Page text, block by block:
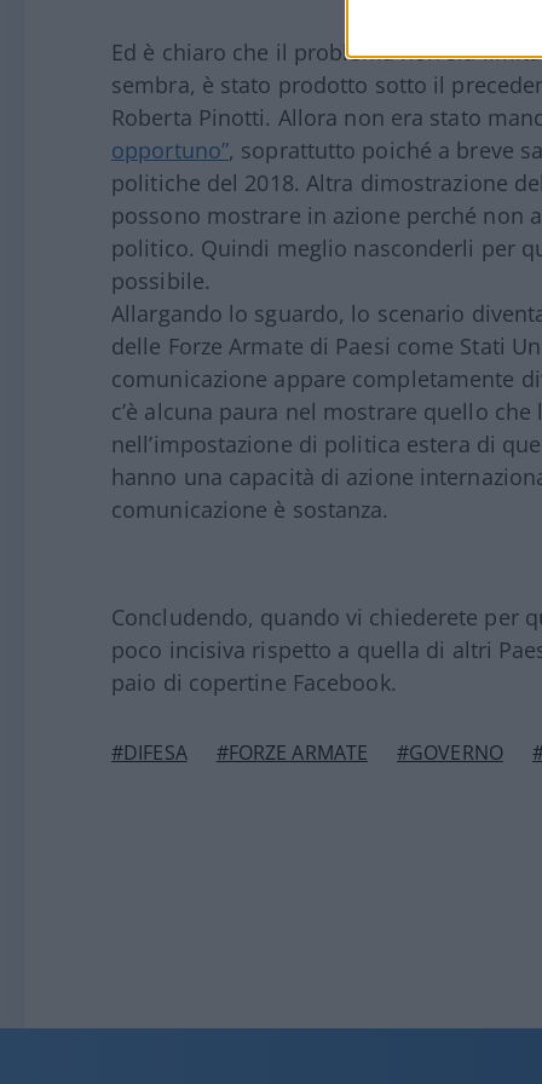
Ed è chiaro che il problema non sia
sembra, è stato prodotto sotto il
Roberta Pinotti. Allora non era stato
opportuno”, soprattutto poiché a breve
politiche del 2018. Altra dimostrazione
possono mostrare in azione perché non
politico. Quindi meglio nasconderli per
possibile.
Allargando lo sguardo, lo scenario
delle Forze Armate di Paesi come Stati
comunicazione appare completamente
c’è alcuna paura nel mostrare quello
nell’impostazione di politica estera di
hanno una capacità di azione
comunicazione è sostanza.
Concludendo, quando vi chiederete per
poco incisiva rispetto a quella di altri
paio di copertine Facebook.
#DIFESA #FORZE ARMATE #GOVERNO